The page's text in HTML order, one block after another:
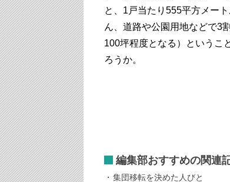
と、1戸当たり555平方メー
ん、道路や公園用地などで3
100坪程度となる）というこ
ろうか。
編集部おすすめの関連
集団移転を決めた人びと